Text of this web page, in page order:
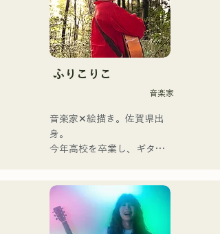
Tinh hoa nhạc pop rock
được thổi hồn vào những ca
khúc hoài niệm, do giọng ca
kiêm nghệ sĩ guitar Yuma
đôi khi mãnh liệt, kết hợp
với nguồn gốc âm nhạc đa
dạng của các thành viên, đã
cái tên "Reiwa Kayo Rock".
ふりこりこ
音楽家
音楽家✕絵描き。佐賀県出
身。
今年高校を卒業し、ギター
行う傍ら、大胆な色彩感覚
を活かしたアート制作に励
む。枠に収まりきれないマ